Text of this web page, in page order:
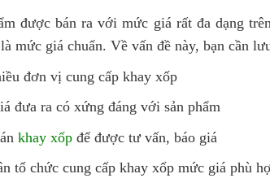
được bán ra với mức giá rất đa dạng
mức giá chuẩn. Về vấn đề này, bạn cần
đơn vị cung cấp khay xốp
đưa ra có xứng đáng với sản phẩm
khay xốp để được tư vấn, báo giá
tổ chức cung cấp khay xốp mức giá phù